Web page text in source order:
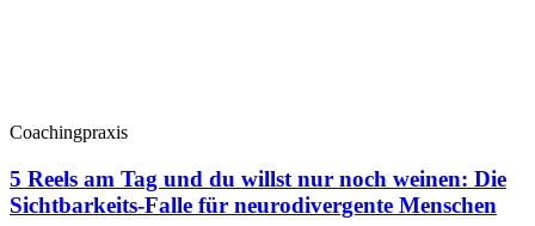
Coachingpraxis
5 Reels am Tag und du willst nur noch weinen: Die
Sichtbarkeits-Falle für neurodivergente Menschen